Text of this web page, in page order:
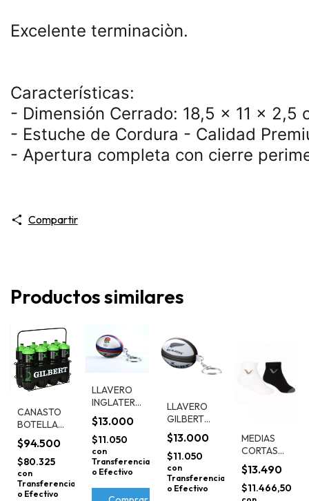
Excelente terminaciòn.
Características:
- Dimensión Cerrado: 18,5 x 11 x 2,5
- Estuche de Cordura - Calidad
- Apertura completa con cierre
Compartir
Productos similares
CANASTO
BOTELLAS
CARAMAÑOLAS
GILBERT
700CC
$94.500
$80.325
con
Transferencia
o Efectivo
LLAVERO
INGLATERRA
GILBERT
$13.000
$11.050
con
Transferencia
o Efectivo
LLAVERO
GILBERT
ALL
BLACKS
$13.000
$11.050
con
Transferencia
o Efectivo
MEDIAS
CORTAS
SOQUETES
PACK x2
REVES
$13.490
$11.466,50